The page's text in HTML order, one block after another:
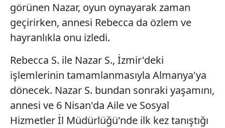
görünen Nazar, oyun oynayarak zaman
geçirirken, annesi Rebecca da özlem ve
hayranlıkla onu izledi.
Rebecca S. ile Nazar S., İzmir'deki
işlemlerinin tamamlanmasıyla Almanya'ya
dönecek. Nazar S. bundan sonraki yaşamını,
annesi ve 6 Nisan'da Aile ve Sosyal
Hizmetler İl Müdürlüğü'nde ilk kez tanıştığı